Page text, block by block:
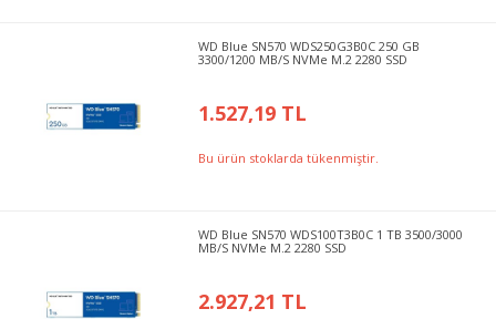
WD Blue SN570 WDS250G3B0C 250 GB
3300/1200 MB/S NVMe M.2 2280 SSD
1.527,19 TL
Bu ürün stoklarda tükenmiştir.
WD Blue SN570 WDS100T3B0C 1 TB 3500/3000
MB/S NVMe M.2 2280 SSD
2.927,21 TL